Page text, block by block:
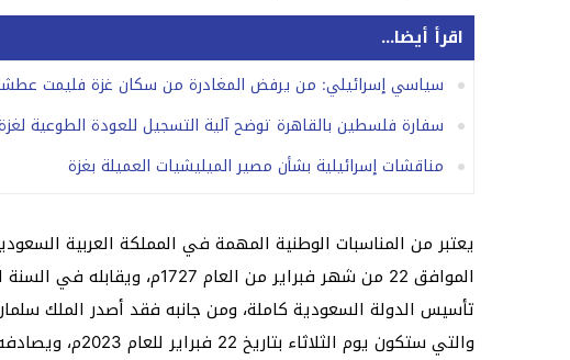
اقرأ أيضا...
سياسي إسرائيلي: من يرفض المغادرة من سكان غزة فليمت
سفارة فلسطين بالقاهرة توضح آلية التسجيل للعودة الطوعية
مناقشات إسرائيلية بشأن مصير الميليشيات العميلة بغزة
تأسيس الدولة السعودية كاملة، ومن جانبه فقد أصدر الملك
والتي ستكون يوم الثلاثاء بتاريخ 22 فبراير للعام 2023م، ويصادفه 21 رجب من العام 1444ه.